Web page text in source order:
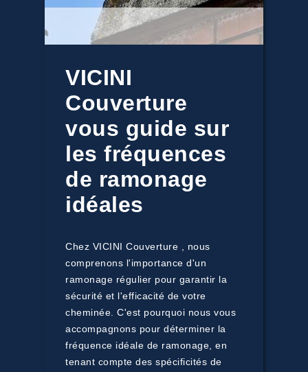
VICINI
Couverture
vous guide sur
les fréquences
de ramonage
idéales
Chez VICINI Couverture , nous
comprenons l'importance d'un
ramonage régulier pour garantir la
sécurité et l'efficacité de votre
cheminée. C'est pourquoi nous vous
accompagnons pour déterminer la
fréquence idéale de ramonage, en
tenant compte des spécificités de